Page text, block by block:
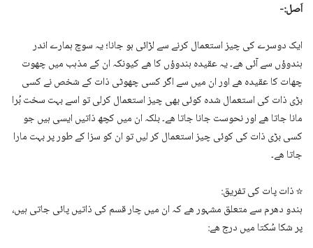
اَصل:-
ایک دوسرے کی چیز استعمال کرنے سے لڑائی ہو جانا؛ یہ سوچ ہمارے اندر
ہندوؤں سے آئی ھے۔ یہ عقیدہ ہندوؤں کا ھے کیونکہ ان کے مذہب میں چھوت
چھات کا عقیدہ ھے اور ان میں سے اگر کسی چھوٹی ذات کے شخص نے کسی
بڑی ذات کی استعمال شدہ کوئی بھی چیز استعمال کرلی تو اسے بہت سخت بُرا
مانا جاتا ھے اور نحوست جانا جاتا ھے۔ بلکہ ان میں کچھ ذاتیں ایسی ہیں جو
کسی بڑی ذات کی کوئی چیز استعمال کر لیں تو ان کو سزا کے طور پر بہت مارا
جاتا ھے۔
☆ ذات پات کی تفریق:
ہندو دھرم سے متعلق مشہور ھے کہ ان میں چار قسم کی ذاتیں پائی جاتی ہیں،
پر شکا سُکتا میں درج ھے: